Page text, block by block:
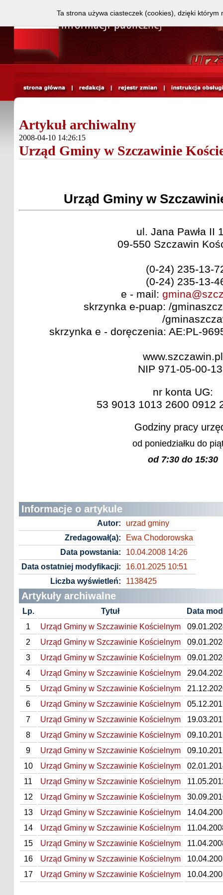
Artykuł archiwalny
2008-04-10 14:26:15
Urząd Gminy w Szczawinie
Urząd Gminy w
ul. Jana Pawła II
09-550 Szczawin
(0-24) 235-13-
(0-24) 235-13-
e - mail:
skrzynka e-puap: /
/gminaszczawin/
skrzynka e - doręczenia: AE:PL-
www.szczawin.pl
NIP 971-05-00-
nr konta UG:
53 9013 1013 2600 0912
Godziny pracy
od poniedziałku do
od 7:30 do 15:30
Informacje o artykule
Autor:
urzad gminy
Zredagował(a):
Ewa Chodorowska
Data powstania:
10.04.2008 14:26
Data ostatniej modyfikacji:
16.01.2025 10:51
Liczba wyświetleń:
1138425
Artykuły archiwalne
Lp. Tytuł
Data
1
Urząd Gminy w Szczawinie Kościelnym
2
Urząd Gminy w Szczawinie Kościelnym
3
Urząd Gminy w Szczawinie Kościelnym
4
Urząd Gminy w Szczawinie Kościelnym
5
Urząd Gminy w Szczawinie Kościelnym
6
Urząd Gminy w Szczawinie Kościelnym
7
Urząd Gminy w Szczawinie Kościelnym
8
Urząd Gminy w Szczawinie Kościelnym
9
Urząd Gminy w Szczawinie Kościelnym
10
Urząd Gminy w Szczawinie Kościelnym
11
Urząd Gminy w Szczawinie Kościelnym
12
Urząd Gminy w Szczawinie Kościelnym
13
Urząd Gminy w Szczawinie Kościelnym
14
Urząd Gminy w Szczawinie Kościelnym
15
Urząd Gminy w Szczawinie Kościelnym
16
Urząd Gminy w Szczawinie Kościelnym
17
Urząd Gminy w Szczawinie Kościelnym
Ta strona używa ciasteczek (cookies), dzięki którym